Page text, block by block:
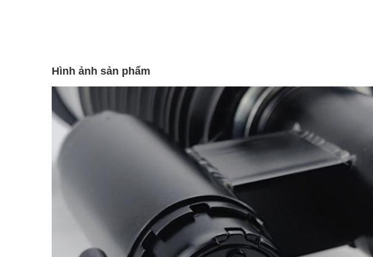
Hình ảnh sản phẩm